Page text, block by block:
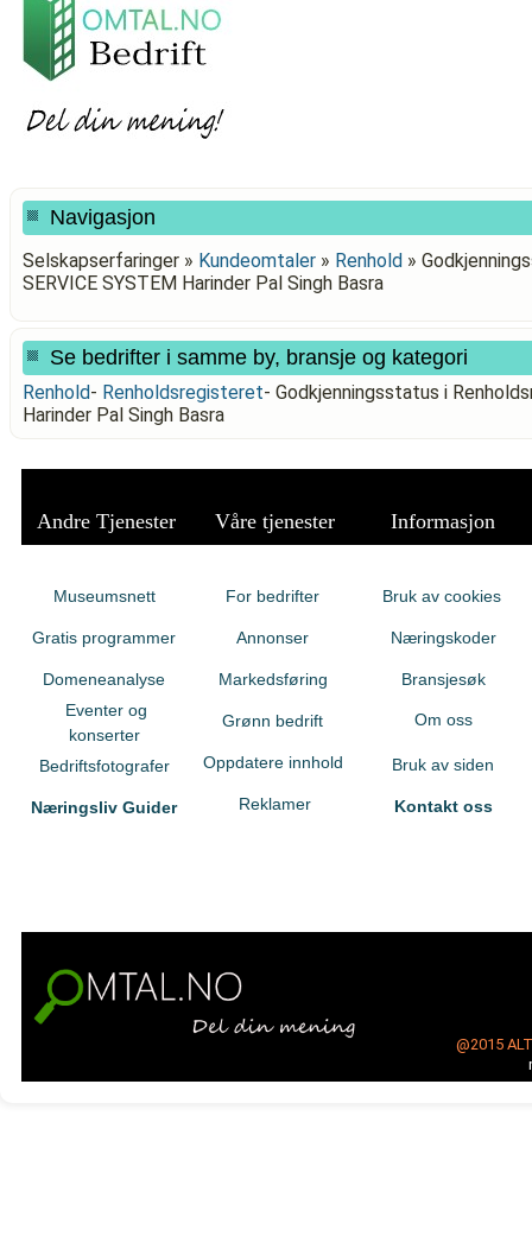
Navigasjon
Selskapserfaringer » Kundeomtaler » Renhold »
SERVICE SYSTEM Harinder Pal Singh Basra
Se bedrifter i samme by, bransje og kategori
Renhold- Renholdsregisteret- Godkjenningsstatus i
Harinder Pal Singh Basra
Andre Tjenester Våre tjenester Informasjon
Museumsnett
Gratis programmer
Domeneanalyse
Eventer og
konserter
Bedriftsfotografer
Næringsliv Guider
For bedrifter
Annonser
Markedsføring
Grønn bedrift
Oppdatere innhold
Reklamer
Bruk av cookies
Næringskoder
Bransjesøk
Om oss
Bruk av siden
Kontakt oss
@2015